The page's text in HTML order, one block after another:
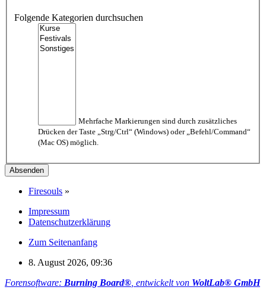
Folgende Kategorien durchsuchen
Mehrfache Markierungen sind durch zusätzliches
Drücken der Taste „Strg/Ctrl“ (Windows) oder „Befehl/Command“
(Mac OS) möglich.
Firesouls »
Impressum
Datenschutzerklärung
Zum Seitenanfang
8. August 2026, 09:36
Forensoftware: Burning Board® , entwickelt von WoltLab® GmbH